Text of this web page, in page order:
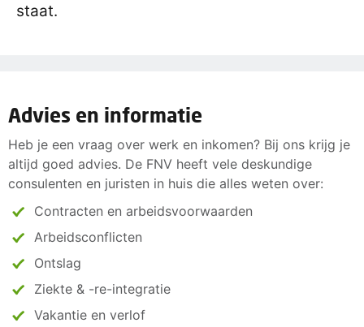
staat.
Advies en informatie
Heb je een vraag over werk en inkomen? Bij ons krijg je
altijd goed advies. De FNV heeft vele deskundige
consulenten en juristen in huis die alles weten over:
Contracten en arbeidsvoorwaarden
Arbeidsconflicten
Ontslag
Ziekte & -re-integratie
Vakantie en verlof